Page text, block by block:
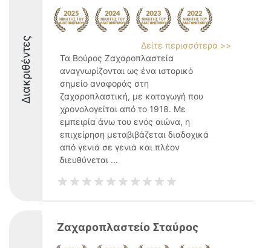
Διακριθέντες
Δείτε περισσότερα >>
Τα Βούρος Ζαχαροπλαστεία
αναγνωρίζονται ως ένα ιστορικό
σημείο αναφοράς στη
ζαχαροπλαστική, με καταγωγή που
χρονολογείται από το 1918. Με
εμπειρία άνω του ενός αιώνα, η
επιχείρηση μεταβιβάζεται διαδοχικά
από γενιά σε γενιά και πλέον
διευθύνεται ...
Ζαχαροπλαστείο Σταύρος